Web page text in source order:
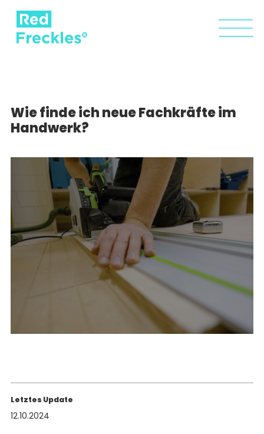
Wie finde ich neue Fachkräfte im
Handwerk?
Letztes Update
12.10.2024